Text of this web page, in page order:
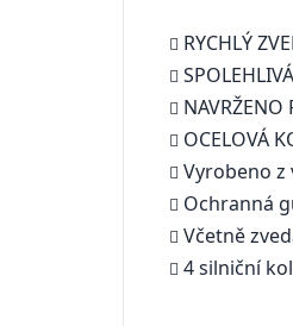
RYCHLÝ
NAVRŽENO
OCELOVÁ
Vyrobeno z
Ochranná
Včetně
4 silniční